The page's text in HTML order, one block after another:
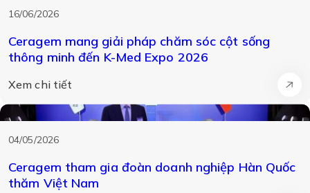
16/06/2026
Ceragem mang giải pháp chăm sóc cột sống
thông minh đến K-Med Expo 2026
Xem chi tiết
04/05/2026
Ceragem tham gia đoàn doanh nghiệp Hàn Quốc
thăm Việt Nam